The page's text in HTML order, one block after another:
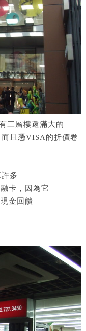
三層樓還滿大的
且憑VISA的折價卷
多
卡，因為它
金回饋